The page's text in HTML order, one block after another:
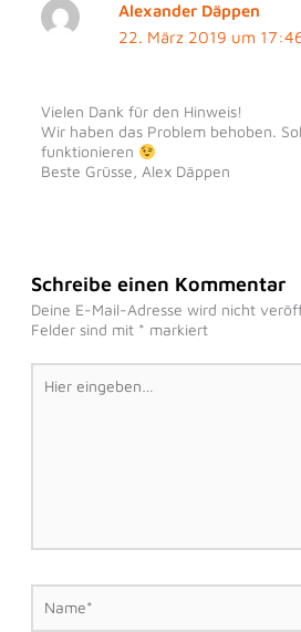
Alexander Däppen
22. März 2019 um
Vielen Dank für den Hinweis!
Wir haben das Problem behoben.
funktionieren
Beste Grüsse, Alex Däppen
Schreibe einen Kommentar
Deine E-Mail-Adresse wird nicht
Felder sind mit * markiert
Hier
eingeben…
Name*